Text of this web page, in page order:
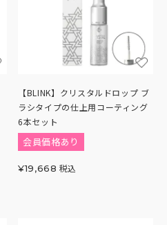
【BLINK】クリスタルドロップ ブ
ラシタイプの仕上用コーティング
6本セット
会員価格あり
¥19,668 税込